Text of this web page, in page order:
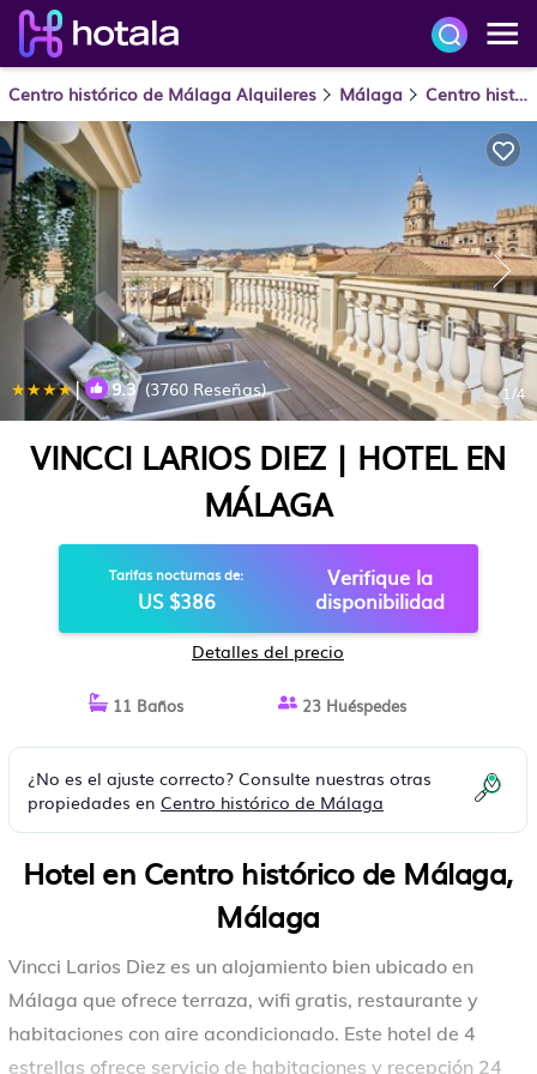
Centro histórico de Málaga Alquileres Málaga Centro histórico de Málaga
| 9.3(3760 Reseñas) 1/4
VINCCI LARIOS DIEZ | HOTEL EN
MÁLAGA
Tarifas nocturnas de:
US $386
Verifique la
disponibilidad
Detalles del precio
11 Baños 23 Huéspedes
¿No es el ajuste correcto? Consulte nuestras otras
propiedades en Centro histórico de Málaga
Hotel en Centro histórico de Málaga,
Málaga
Vincci Larios Diez es un alojamiento bien ubicado en
Málaga que ofrece terraza, wifi gratis, restaurante y
habitaciones con aire acondicionado. Este hotel de 4
estrellas ofrece servicio de habitaciones y recepción 24